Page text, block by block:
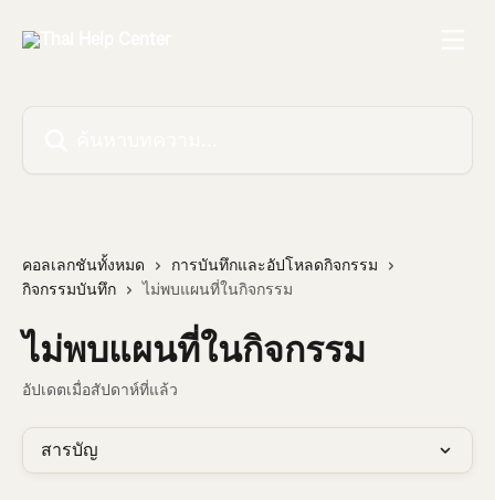
คอลเลกชันทั้งหมด
การบันทึกและอัปโหลดกิจกรรม
กิจกรรมบันทึก
ไม่พบแผนที่ในกิจกรรม
ไม่พบแผนที่ในกิจกรรม
อัปเดตเมื่อสัปดาห์ที่แล้ว
สารบัญ